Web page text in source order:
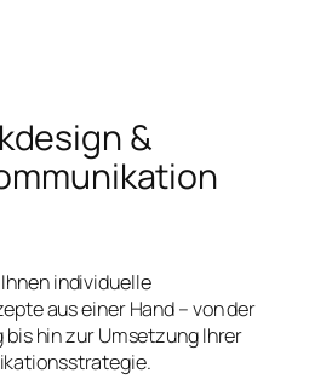
&
individuelle
aus einer Hand – von der
hin zur Umsetzung Ihrer